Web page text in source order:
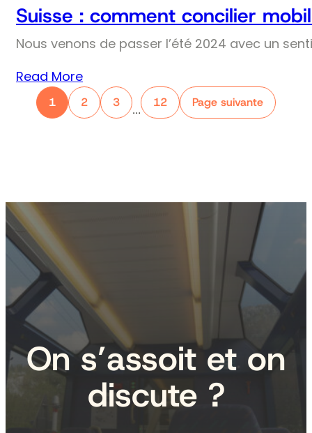
Suisse : comment concilier
Nous venons de passer l’été 2024 avec un
Read More
1 2 3
…
12 Page suivante
On s’assoit et on
discute ?